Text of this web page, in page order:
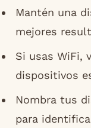
Mantén una
mejores
Si usas WiFi,
dispositivos
Nombra tus
para